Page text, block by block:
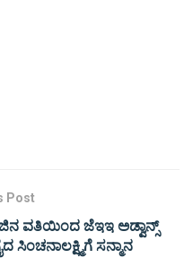
Post
ವತಿಯಿಂದ ಜೆಇಇ ಅಡ್ವಾನ್ಸ್
ಸಿಂಚನಾಲಕ್ಷ್ಮಿಗೆ ಸನ್ಮಾನ